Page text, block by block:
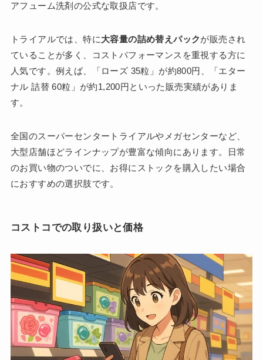
アフューム洗剤の公式な取扱店です。
トライアルでは、特に大容量の詰め替えパックが販売され
ていることが多く、コストパフォーマンスを重視する方に
人気です。例えば、「ローズ 35粒」が約800円、「エター
ナル 詰替 60粒」が約1,200円といった販売実績がありま
す。
全国のスーパーセンタートライアルやメガセンターなど、
大型店舗ほどラインナップが豊富な傾向にあります。日常
のお買い物のついでに、お得にストックを購入したい場合
におすすめの選択肢です。
コストコでの取り扱いと価格